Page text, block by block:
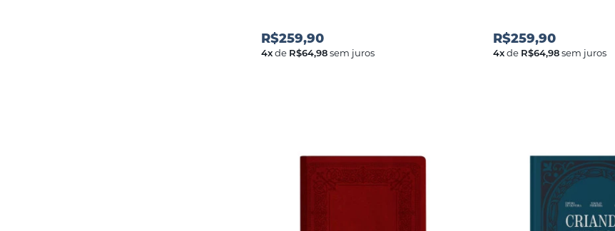
R$259,90
4xde R$64,98sem juros
R$259,90
4xde R$64,98sem juros